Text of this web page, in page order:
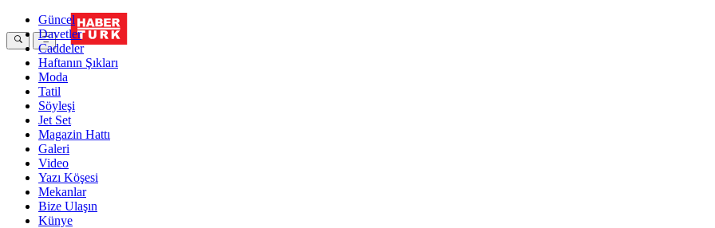
Güncel
Davetler
Caddeler
Haftanın Şıkları
Moda
Tatil
Söyleşi
Jet Set
Magazin Hattı
Galeri
Video
Yazı Köşesi
Mekanlar
Bize Ulaşın
Künye